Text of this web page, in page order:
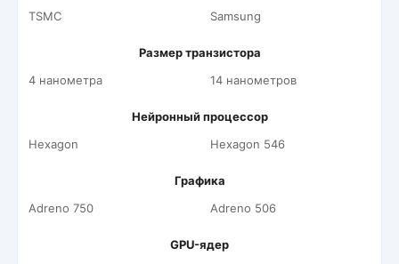
TSMC
Samsung
Размер транзистора
4 нанометра
14 нанометров
Нейронный процессор
Hexagon
Hexagon 546
Графика
Adreno 750
Adreno 506
GPU-ядер